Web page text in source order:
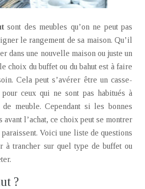
sont des meubles qu’on ne peut pas
le rangement de sa maison. Qu’il
dans une nouvelle maison ou juste un
choix du buffet ou du bahut est à faire
Cela peut s’avérer être un casse-
ceux qui ne sont pas habitués à
de meuble.Cependant si les bonnes
avant l’achat, ce choix peut se montrer
Voici une liste de questions
à trancher sur quel type de buffet ou
?